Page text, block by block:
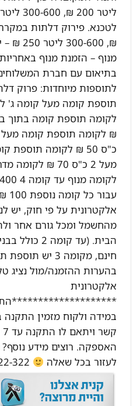
₪, 300-600
מנוף – הזמנת מנוף באחריות
בתיאום עם חברת המשלוחים
כ"ס 50 ₪ לקומה תוספת
עבור
אלקטרונית על פי חוק, יש
מהחשמל ומכל גורם אחר
הבית. (עד קומה 2
חינם, מקומה 3 יש
בהערות ההזמנה/מול נציג
אלקטרונית
במידה ולקוח מזמין התקנה
האספקה. רוצים מידע נוסף?
לעזור בכל שאלה
072-39-22-322